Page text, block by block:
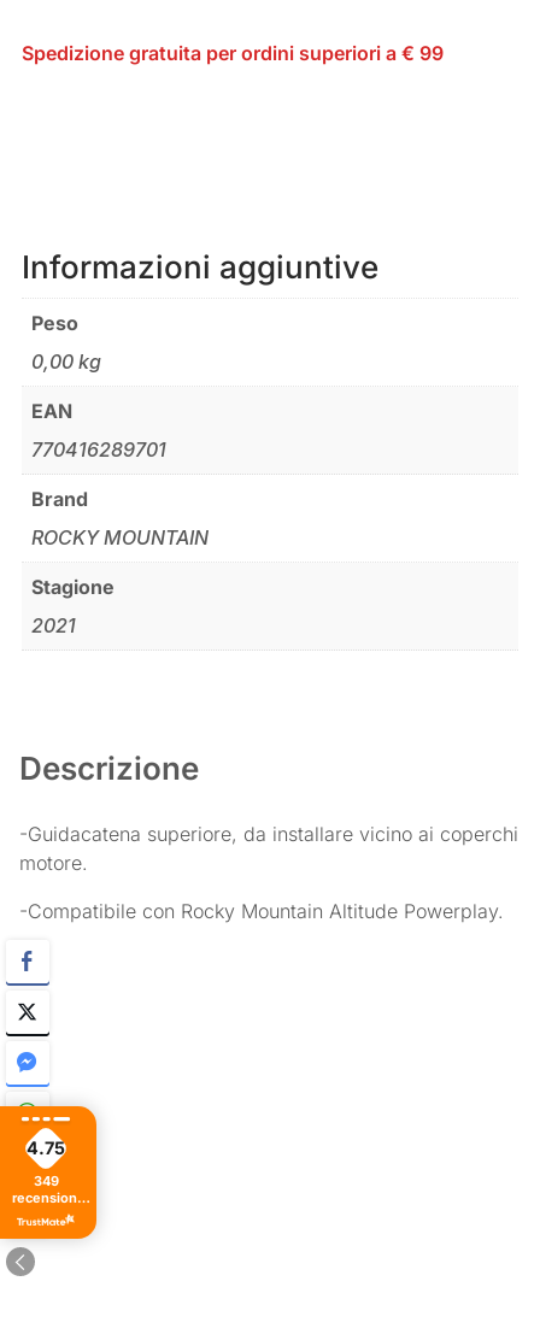
Spedizione gratuita per ordini superiori a € 99
Informazioni aggiuntive
Peso
0,00 kg
EAN
770416289701
Brand
ROCKY MOUNTAIN
Stagione
2021
Descrizione
-Guidacatena superiore, da installare vicino ai coperchi
motore.
-Compatibile con Rocky Mountain Altitude Powerplay.
4.75
349
recensioni
di tutti i